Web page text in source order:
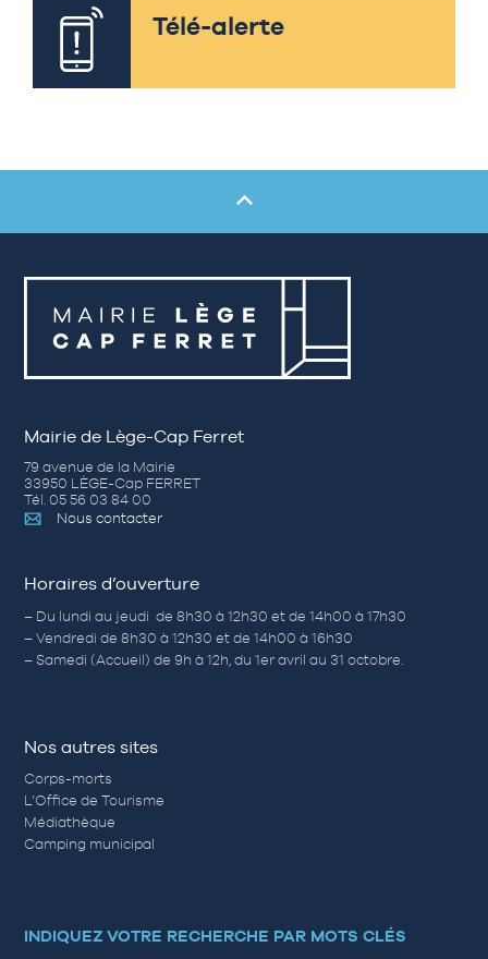
Télé-alerte
Mairie de Lège-Cap Ferret
79 avenue de la Mairie
33950 LÈGE-Cap FERRET
Tél. 05 56 03 84 00
Nous contacter
Horaires d’ouverture
– Du lundi au jeudi de 8h30 à 12h30 et de 14h00 à 17h30
– Vendredi de 8h30 à 12h30 et de 14h00 à 16h30
– Samedi (Accueil) de 9h à 12h, du 1er avril au 31 octobre.
Nos autres sites
Corps-morts
L’Office de Tourisme
Médiathèque
Camping municipal
INDIQUEZ VOTRE RECHERCHE PAR MOTS CLÉS